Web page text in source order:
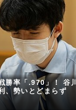
勝率「.970」！ 谷
、勢いとどまらず